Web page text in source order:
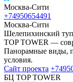
Москва-Сити
+74950654491
Москва-Сити
Шелепихинский
TOP TOWER —
Панорамные виды,
условия.
Сайт проекта
БЦ TOP TOWER